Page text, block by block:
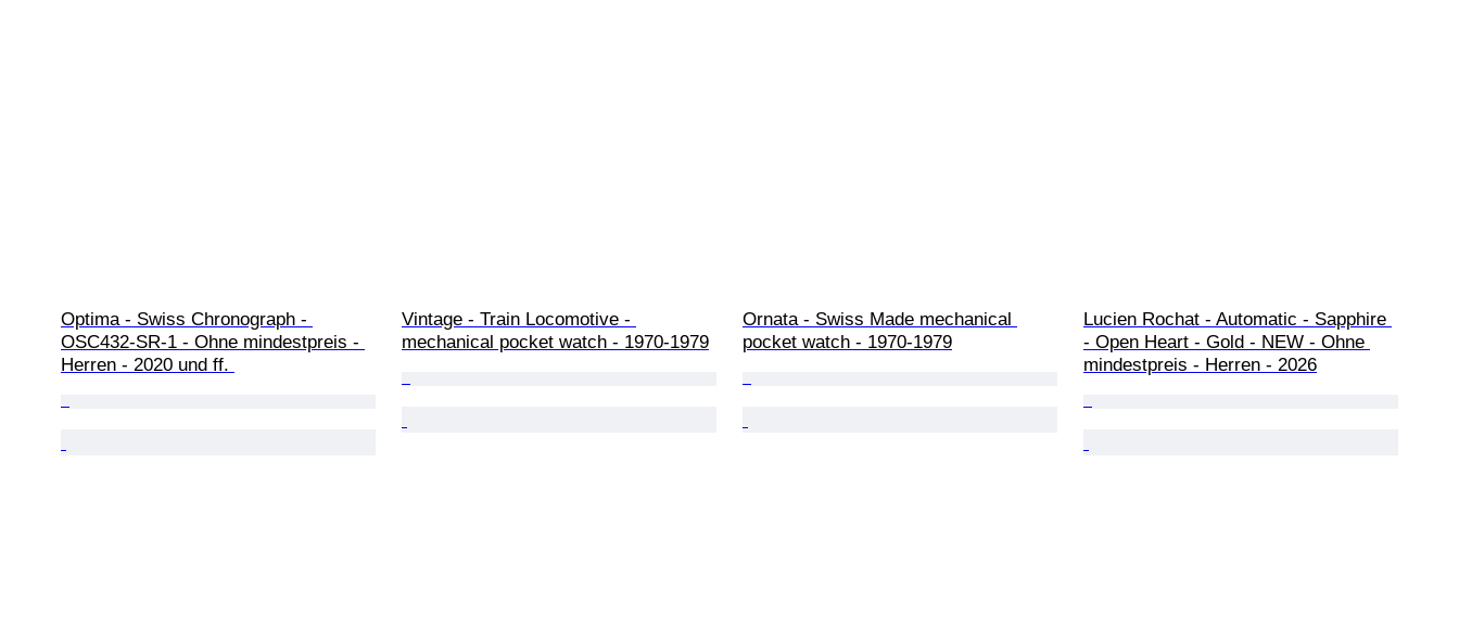
Optima - Swiss Chronograph -
OSC432-SR-1 - Ohne mindestpreis -
Herren - 2020 und ff.
Vintage - Train Locomotive -
mechanical pocket watch - 1970-1979
Ornata - Swiss Made mechanical
pocket watch - 1970-1979
Lucien Rochat - Automatic - Sapphire
- Open Heart - Gold - NEW - Ohne
mindestpreis - Herren - 2026